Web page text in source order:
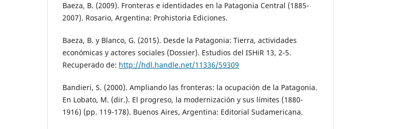
Baeza, B. (2009). Fronteras e identidades en la Patagonia Central (1885-
2007). Rosario, Argentina: Prohistoria Ediciones.
Baeza, B. y Blanco, G. (2015). Desde la Patagonia: Tierra, actividades
económicas y actores sociales (Dossier). Estudios del ISHiR 13, 2-5.
Recuperado de: http://hdl.handle.net/11336/59309
Bandieri, S. (2000). Ampliando las fronteras: la ocupación de la Patagonia.
En Lobato, M. (dir.). El progreso, la modernización y sus límites (1880-
1916) (pp. 119-178). Buenos Aires, Argentina: Editorial Sudamericana.